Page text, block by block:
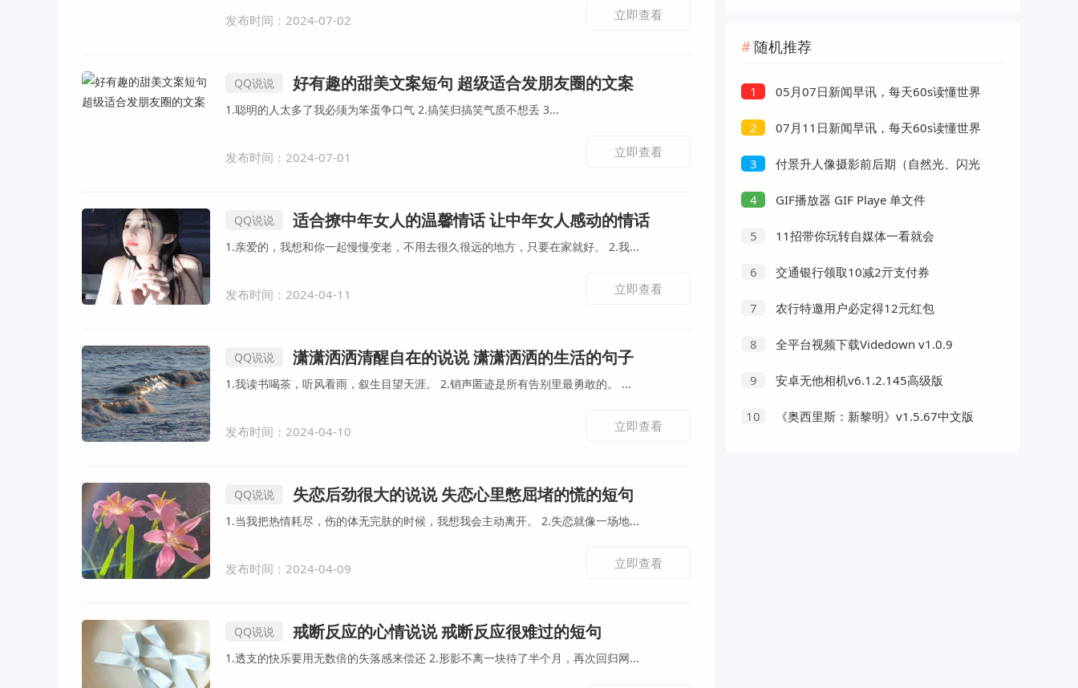
发布时间：2024-07-02 立即查看
QQ说说 好有趣的甜美文案短句 超级适合发朋友圈的文案
1.聪明的人太多了我必须为笨蛋争口气 2.搞笑归搞笑气质不想丢 3...
发布时间：2024-07-01 立即查看
QQ说说 适合撩中年女人的温馨情话 让中年女人感动的情话
1.亲爱的，我想和你一起慢慢变老，不用去很久很远的地方，只要在家就好。 2.我...
发布时间：2024-04-11 立即查看
QQ说说 潇潇洒洒清醒自在的说说 潇潇洒洒的生活的句子
1.我读书喝茶，听风看雨，叙生目望天涯。 2.销声匿迹是所有告别里最勇敢的。 ...
发布时间：2024-04-10 立即查看
QQ说说 失恋后劲很大的说说 失恋心里憋屈堵的慌的短句
1.当我把热情耗尽，伤的体无完肤的时候，我想我会主动离开。 2.失恋就像一场地...
发布时间：2024-04-09 立即查看
QQ说说 戒断反应的心情说说 戒断反应很难过的短句
1.透支的快乐要用无数倍的失落感来偿还 2.形影不离一块待了半个月，再次回归网...
随机推荐
1 05月07日新闻早讯，每天60s读懂世界
2 07月11日新闻早讯，每天60s读懂世界
3
付景升人像摄影前后期（自然光、闪光
4 GIF播放器 GIF Playe 单文件
5 11招带你玩转自媒体一看就会
6 交通银行领取10减2亓支付券
7 农行特邀用户必定得12元红包
8 全平台视频下载Videdown v1.0.9
9 安卓无他相机v6.1.2.145高级版
10 《奥西里斯：新黎明》v1.5.67中文版